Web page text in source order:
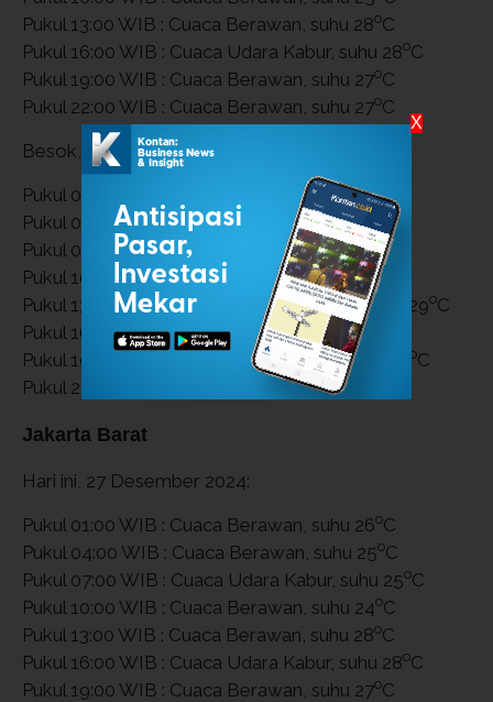
Pukul 13:00 WIB : Cuaca Berawan, suhu 28oC
Pukul 16:00 WIB : Cuaca Udara Kabur, suhu 28oC
Pukul 19:00 WIB : Cuaca Berawan, suhu 27oC
Pukul 22:00 WIB : Cuaca Berawan, suhu 27oC
Besok, 28 Desember 2024:
Pukul 01:00 WIB : Cuaca Berawan, suhu 26 C
Pukul 04:00 WIB : Cuaca Berawan, suhu 26 C
Pukul 07:00 WIB : Cuaca Berawan, suhu 26oC
Pukul 10:00 WIB : Cuaca Berawan, suhu 26o
Pukul 13:00 WIB : Cuaca Cerah Berawan, suhu 29oC
Pukul 16:00 WIB : Cuaca Berawan, suhu 29
Pukul 19:00 WIB : Cuaca Hujan Ringan, suhu 28
oC
Pukul 22:00 WIB : Cuaca Berawan, suhu 27
Jakarta Barat
Hari ini, 27 Desember 2024:
Pukul 01:00 WIB : Cuaca Berawan, suhu 26oC
Pukul 04:00 WIB : Cuaca Berawan, suhu 25oC
Pukul 07:00 WIB : Cuaca Udara Kabur, suhu 25oC
Pukul 10:00 WIB : Cuaca Berawan, suhu 24oC
Pukul 13:00 WIB : Cuaca Berawan, suhu 28oC
Pukul 16:00 WIB : Cuaca Udara Kabur, suhu 28oC
Pukul 19:00 WIB : Cuaca Berawan, suhu 27oC
X